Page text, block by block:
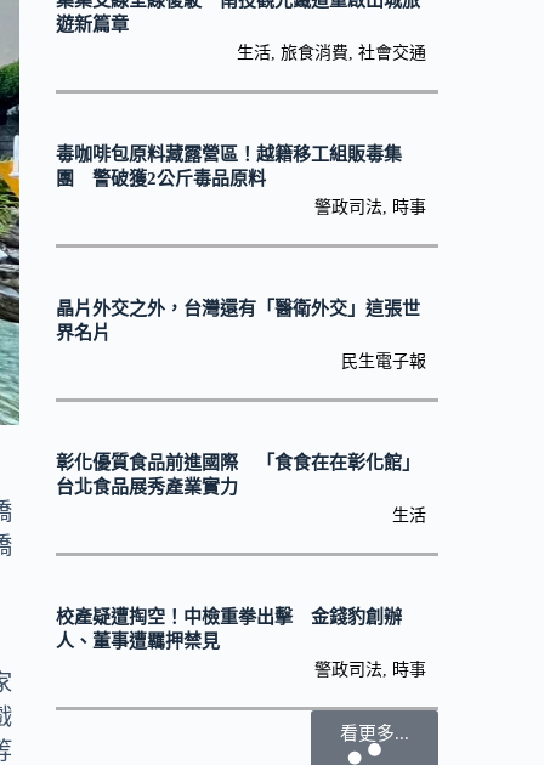
遊新篇章
生活, 旅食消費, 社會交通
毒咖啡包原料藏露營區！越籍移工組販毒集
團 警破獲2公斤毒品原料
警政司法, 時事
晶片外交之外，台灣還有「醫衛外交」這張世
界名片
民生電子報
彰化優質食品前進國際 「食食在在彰化館」
台北食品展秀產業實力
生活
校產疑遭掏空！中檢重拳出擊 金錢豹創辦
人、董事遭羈押禁見
警政司法, 時事
看更多...